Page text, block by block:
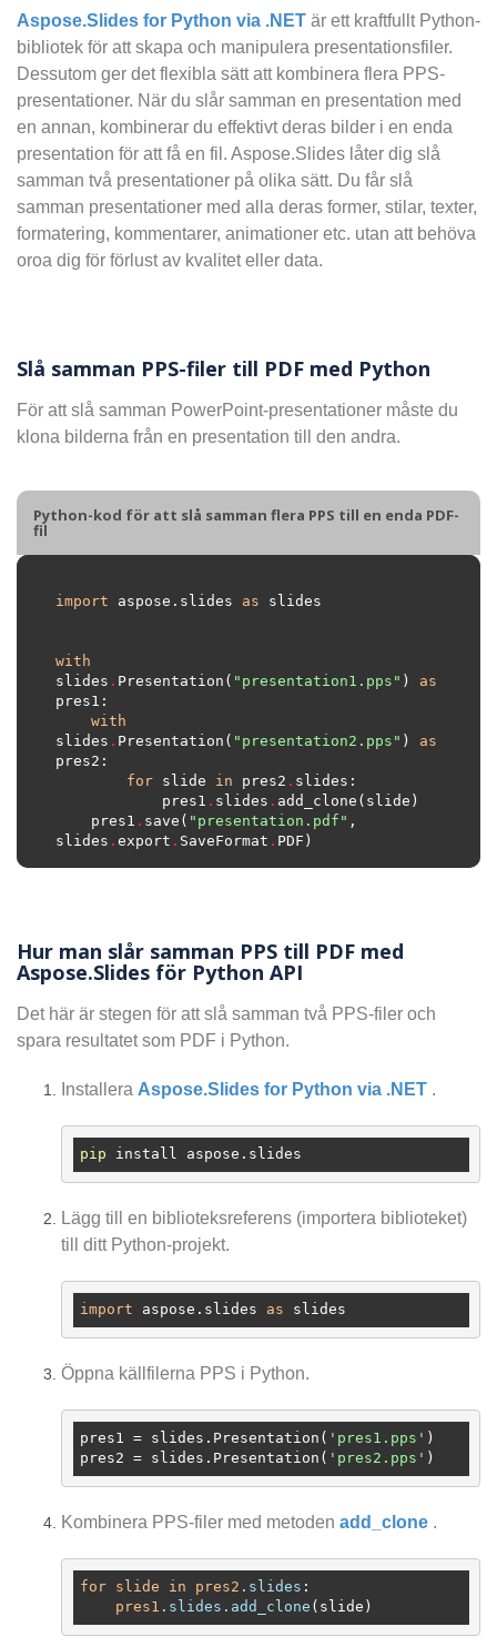
Aspose.Slides for Python via .NET är ett kraftfullt Python-
bibliotek för att skapa och manipulera presentationsfiler.
Dessutom ger det flexibla sätt att kombinera flera PPS-
presentationer. När du slår samman en presentation med
en annan, kombinerar du effektivt deras bilder i en enda
presentation för att få en fil. Aspose.Slides låter dig slå
samman två presentationer på olika sätt. Du får slå
samman presentationer med alla deras former, stilar, texter,
formatering, kommentarer, animationer etc. utan att behöva
oroa dig för förlust av kvalitet eller data.
Slå samman PPS-filer till PDF med Python
För att slå samman PowerPoint-presentationer måste du
klona bilderna från en presentation till den andra.
Python-kod för att slå samman flera PPS till en enda PDF-
fil
import aspose.slides as
with
slides . Presentation( "presentation1.pps" ) as
with
slides . Presentation( "presentation2.pps" ) as
for slide in pres2 .
            pres1
. slides .
    pres1
. save( "presentation.pdf" ,
slides . export . SaveFormat .
Hur man slår samman PPS till PDF med
Aspose.Slides för Python API
Det här är stegen för att slå samman två PPS-filer och
spara resultatet som PDF i Python.
Installera Aspose.Slides for Python via .NET .
pip
Lägg till en biblioteksreferens (importera biblioteket)
till ditt Python-projekt.
import aspose.slides as
Öppna källfilerna PPS i Python.
pres1 = slides.Presentation( 'pres1.pps'
pres2 = slides.Presentation( 'pres2.pps'
Kombinera PPS-filer med metoden add_clone .
for slide in pres2 .slides :
pres1 .slides .add_clone